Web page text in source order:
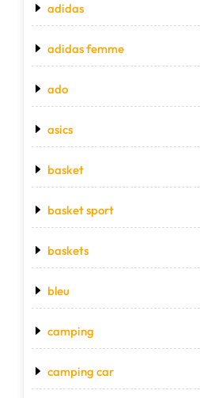
adidas
adidas femme
ado
asics
basket
basket sport
baskets
bleu
camping
camping car